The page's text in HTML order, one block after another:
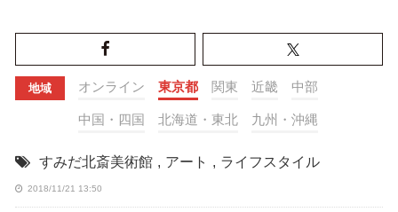
地域 オンライン 東京都 関東 近畿 中部
中国・四国 北海道・東北 九州・沖縄
すみだ北斎美術館 , アート , ライフスタイル
2018/11/21 13:50